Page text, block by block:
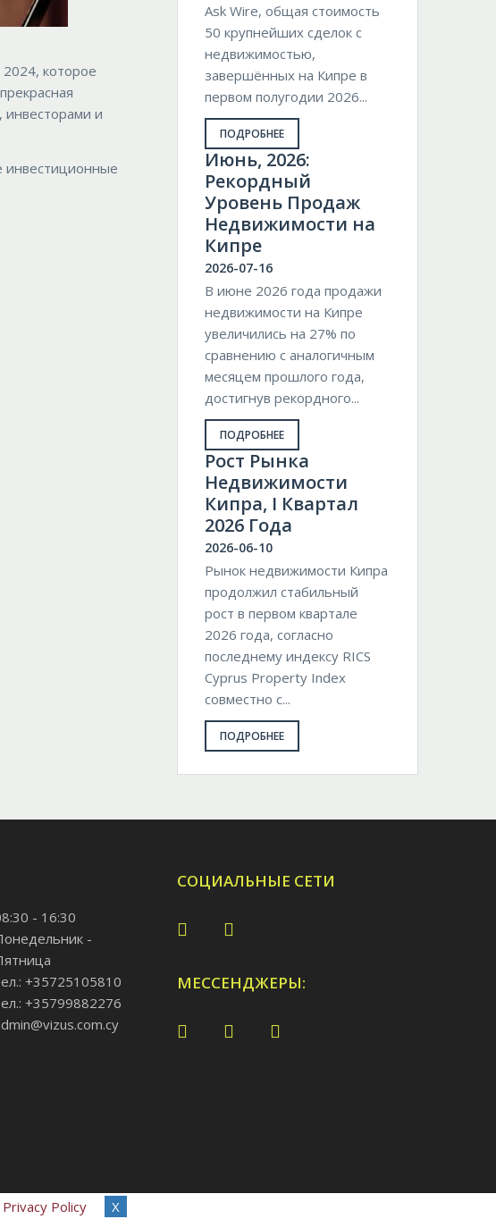
Privacy Policy X
которое
и
инвестиционные
Ask Wire, общая стоимость
50 крупнейших сделок с
недвижимостью,
завершённых на Кипре в
первом полугодии 2026...
ПОДРОБНЕЕ
Июнь, 2026:
Рекордный
Уровень Продаж
Недвижимости на
Кипре
2026-07-16
В июне 2026 года продажи
недвижимости на Кипре
увеличились на 27% по
сравнению с аналогичным
месяцем прошлого года,
достигнув рекордного...
ПОДРОБНЕЕ
Pост Рынка
Недвижимости
Кипра, I Квартал
2026 Года
2026-06-10
Рынок недвижимости Кипра
продолжил стабильный
рост в первом квартале
2026 года, согласно
последнему индексу RICS
Cyprus Property Index
совместно с...
ПОДРОБНЕЕ
- 16:30
-
+35725105810
+35799882276
СОЦИАЛЬНЫЕ СЕТИ
МЕССЕНДЖЕРЫ: